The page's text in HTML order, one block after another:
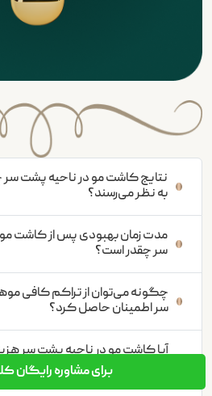
نتایج کاشت مو در ناحیه پشت
به نظر می‌رسند؟
مدت زمان بهبودی پس از کاشت مو
سر چقدر است؟
چگونه می‌توان از تراکم کافی
سر اطمینان حاصل کرد؟
آیا کاشت مو در ناحیه پشت سر
نسبت به نواحی دیگر دارد؟
برای مشاوره رایگان